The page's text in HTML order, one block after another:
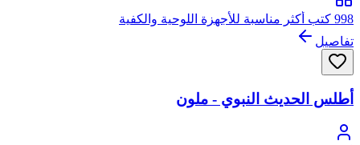
998 كتب أكثر مناسبة للأجهزة اللوحية والكفية
تفاصيل
أطلس الحديث النبوي - ملون